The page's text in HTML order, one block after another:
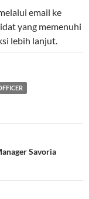
email ke
yang memenuhi
lebih lanjut.
Savoria